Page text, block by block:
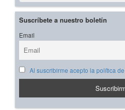
Suscríbete a nuestro boletín
Email
Al suscribirme acepto la política